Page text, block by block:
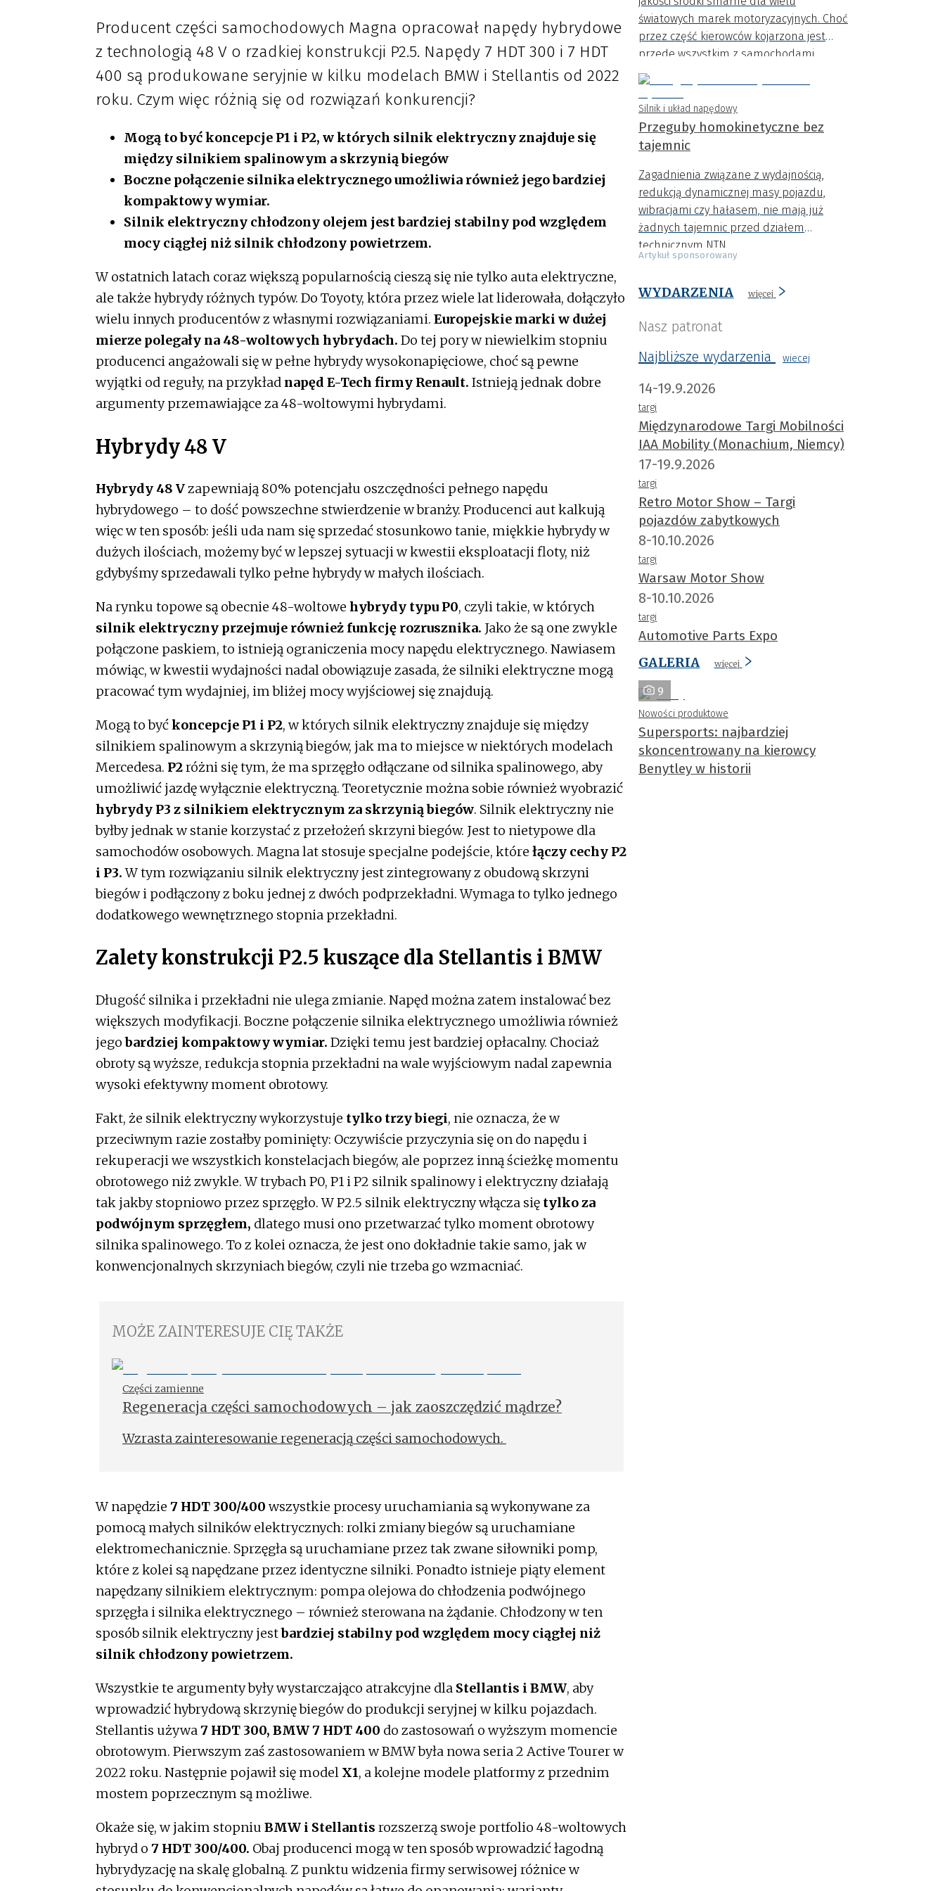
Producent części samochodowych Magna opracował napędy hybrydowe
z technologią 48 V o rzadkiej konstrukcji P2.5. Napędy 7 HDT 300 i 7 HDT
400 są produkowane seryjnie w kilku modelach BMW i Stellantis od 2022
roku. Czym więc różnią się od rozwiązań konkurencji?
Mogą to być koncepcje P1 i P2, w których silnik elektryczny znajduje się
między silnikiem spalinowym a skrzynią biegów
Boczne połączenie silnika elektrycznego umożliwia również jego bardziej
kompaktowy wymiar.
Silnik elektryczny chłodzony olejem jest bardziej stabilny pod względem
mocy ciągłej niż silnik chłodzony powietrzem.
W ostatnich latach coraz większą popularnością cieszą się nie tylko auta elektryczne,
ale także hybrydy różnych typów. Do Toyoty, która przez wiele lat liderowała, dołączyło
wielu innych producentów z własnymi rozwiązaniami. Europejskie marki w dużej
mierze polegały na 48-woltowych hybrydach. Do tej pory w niewielkim stopniu
producenci angażowali się w pełne hybrydy wysokonapięciowe, choć są pewne
wyjątki od reguły, na przykład napęd E-Tech firmy Renault. Istnieją jednak dobre
argumenty przemawiające za 48-woltowymi hybrydami.
Hybrydy 48 V
Hybrydy 48 Vzapewniają 80% potencjału oszczędności pełnego napędu
hybrydowego – to dość powszechne stwierdzenie w branży. Producenci aut kalkują
więc w ten sposób: jeśli uda nam się sprzedać stosunkowo tanie, miękkie hybrydy w
dużych ilościach, możemy być w lepszej sytuacji w kwestii eksploatacji floty, niż
gdybyśmy sprzedawali tylko pełne hybrydy w małych ilościach.
Na rynku topowe są obecnie 48-woltowe hybrydy typu P0, czyli takie, w których
silnik elektryczny przejmuje również funkcję rozrusznika. Jako że są one zwykle
połączone paskiem, to istnieją ograniczenia mocy napędu elektrycznego. Nawiasem
mówiąc, w kwestii wydajności nadal obowiązuje zasada, że silniki elektryczne mogą
pracować tym wydajniej, im bliżej mocy wyjściowej się znajdują.
Mogą to byćkoncepcje P1 i P2, w których silnik elektryczny znajduje się między
silnikiem spalinowym a skrzynią biegów, jak ma to miejsce w niektórych modelach
Mercedesa. P2różni się tym, że ma sprzęgło odłączane od silnika spalinowego, aby
umożliwić jazdę wyłącznie elektryczną. Teoretycznie można sobie również wyobrazić
hybrydy P3 z silnikiem elektrycznym za skrzynią biegów. Silnik elektryczny nie
byłby jednak w stanie korzystać z przełożeń skrzyni biegów. Jest to nietypowe dla
samochodów osobowych. Magna lat stosuje specjalne podejście, które łączy cechy P2
i P3.W tym rozwiązaniu silnik elektryczny jest zintegrowany z obudową skrzyni
biegów i podłączony z boku jednej z dwóch podprzekładni. Wymaga to tylko jednego
dodatkowego wewnętrznego stopnia przekładni.
Zalety konstrukcji P2.5 kuszące dla Stellantis i BMW
Długość silnika i przekładni nie ulega zmianie. Napęd można zatem instalować bez
większych modyfikacji. Boczne połączenie silnika elektrycznego umożliwia również
jegobardziej kompaktowy wymiar. Dzięki temu jest bardziej opłacalny. Chociaż
obroty są wyższe, redukcja stopnia przekładni na wale wyjściowym nadal zapewnia
wysoki efektywny moment obrotowy.
Fakt, że silnik elektryczny wykorzystuje tylko trzy biegi, nie oznacza, że w
przeciwnym razie zostałby pominięty: Oczywiście przyczynia się on do napędu i
rekuperacji we wszystkich konstelacjach biegów, ale poprzez inną ścieżkę momentu
obrotowego niż zwykle. W trybach P0, P1 i P2 silnik spalinowy i elektryczny działają
tak jakby stopniowo przez sprzęgło. W P2.5 silnik elektryczny włącza się tylko za
podwójnym sprzęgłem, dlatego musi ono przetwarzać tylko moment obrotowy
silnika spalinowego. To z kolei oznacza, że jest ono dokładnie takie samo, jak w
konwencjonalnych skrzyniach biegów, czyli nie trzeba go wzmacniać.
MOŻE ZAINTERESUJE CIĘ TAKŻE
Części zamienne
Regeneracja części samochodowych – jak zaoszczędzić mądrze?
Wzrasta zainteresowanie regeneracją części samochodowych.
W napędzie 7 HDT 300/400wszystkie procesy uruchamiania są wykonywane za
pomocą małych silników elektrycznych: rolki zmiany biegów są uruchamiane
elektromechanicznie. Sprzęgła są uruchamiane przez tak zwane siłowniki pomp,
które z kolei są napędzane przez identyczne silniki. Ponadto istnieje piąty element
napędzany silnikiem elektrycznym: pompa olejowa do chłodzenia podwójnego
sprzęgła i silnika elektrycznego – również sterowana na żądanie. Chłodzony w ten
sposób silnik elektryczny jestbardziej stabilny pod względem mocy ciągłej niż
silnik chłodzony powietrzem.
Wszystkie te argumenty były wystarczająco atrakcyjne dla Stellantis i BMW, aby
wprowadzić hybrydową skrzynię biegów do produkcji seryjnej w kilku pojazdach.
Stellantis używa7 HDT 300, BMW 7 HDT 400 do zastosowań o wyższym momencie
obrotowym. Pierwszym zaś zastosowaniem w BMW była nowa seria 2 Active Tourer w
2022 roku. Następnie pojawił się model X1, a kolejne modele platformy z przednim
mostem poprzecznym są możliwe.
Okaże się, w jakim stopniu BMW i Stellantis rozszerzą swoje portfolio 48-woltowych
hybryd o 7 HDT 300/400. Obaj producenci mogą w ten sposób wprowadzić łagodną
hybrydyzację na skalę globalną. Z punktu widzenia firmy serwisowej różnice w
światowych marek motoryzacyjnych. Choć
przez część kierowców kojarzona jest
przede wszystkim z samochodami
francuskimi, coraz większy udział w
ofercie mają oleje przeznaczone do aut
takich marek, jak BMW, Ford, Jaguar,
Mercedes, Porsche czy Volkswagen.
Silnik i układ napędowy
Przeguby homokinetyczne bez
tajemnic
Zagadnienia związane z wydajnością,
redukcją dynamicznej masy pojazdu,
wibracjami czy hałasem, nie mają już
żadnych tajemnic przed działem
technicznym NTN.
Artykuł sponsorowany
WYDARZENIA więcej
Nasz patronat
Najbliższe wydarzenia
wiecej
14-19.9.2026
targi
Międzynarodowe Targi Mobilności
IAA Mobility (Monachium, Niemcy)
17-19.9.2026
targi
Retro Motor Show – Targi
pojazdów zabytkowych
8-10.10.2026
targi
Warsaw Motor Show
8-10.10.2026
targi
Automotive Parts Expo
GALERIA
więcej
9
Nowości produktowe
Supersports: najbardziej
skoncentrowany na kierowcy
Benytley w historii